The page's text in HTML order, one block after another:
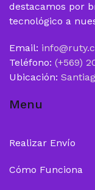
destacamos por
tecnológico a
Email:
Teléfono: (+569)
Ubicación:
Menu
Realizar Envío
Cómo Funciona